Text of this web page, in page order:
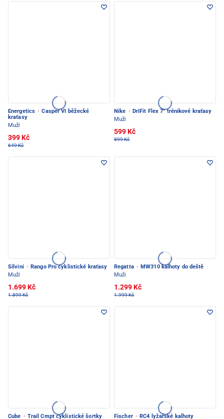
Energetics · Casper VI běžecké
kraťasy
Muži
399 Kč
649 Kč
Nike · DriFit Flex 7'' trénikové kraťasy
Muži
599 Kč
899 Kč
Silvini · Rango Pro cyklistické kraťasy
Muži
1.699 Kč
1.899 Kč
Regatta · MW310 kalhoty do deště
Muži
1.299 Kč
1.999 Kč
Cube · Trail Cmpt cyklistické šortky
Fischer · RC4 lyžařské kalhoty